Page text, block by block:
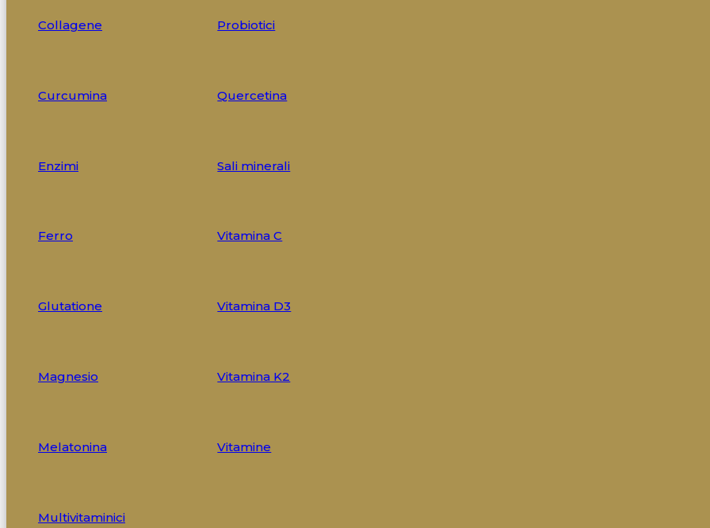
Collagene
Curcumina
Enzimi
Ferro
Glutatione
Magnesio
Melatonina
Multivitaminici
Probiotici
Quercetina
Sali minerali
Vitamina C
Vitamina D3
Vitamina K2
Vitamine